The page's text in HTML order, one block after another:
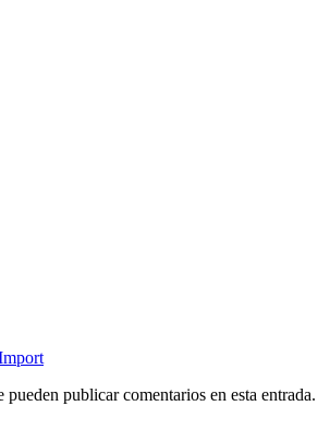
pueden publicar comentarios en esta entrada.